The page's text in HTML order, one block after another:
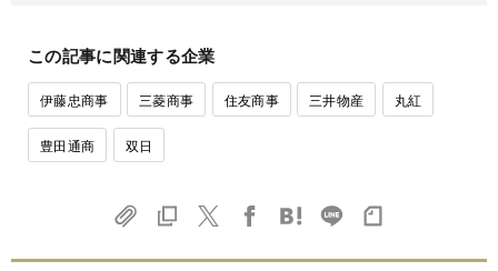
この記事に関連する企業
伊藤忠商事 三菱商事 住友商事 三井物産 丸紅
豊田通商 双日